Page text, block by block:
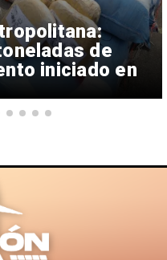
de
iniciado en